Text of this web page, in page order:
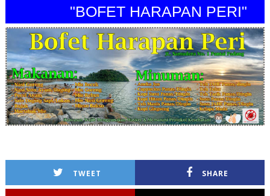
"BOFET HARAPAN PERI"
TWEET SHARE